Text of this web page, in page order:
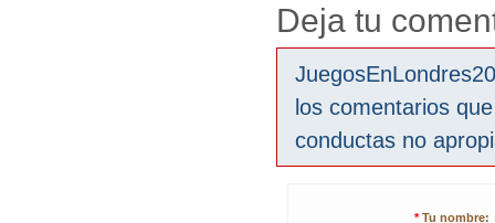
Deja tu
los comentarios
conductas no
* Tu nombre: